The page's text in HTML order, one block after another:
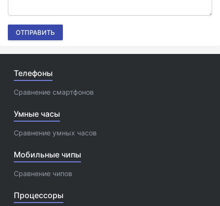
ОТПРАВИТЬ
Телефоны
Сравнение смартфонов
Умные часы
Сравнение умных часов
Мобильные чипы
Сравнение чипов
Процессоры